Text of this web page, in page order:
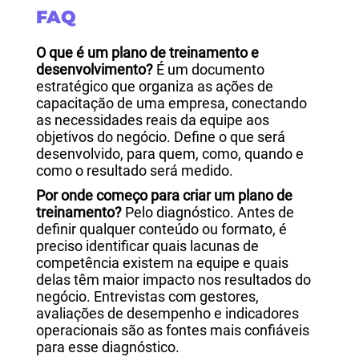
FAQ
O que é um plano de treinamento e
desenvolvimento?É um documento
estratégico que organiza as ações de
capacitação de uma empresa, conectando
as necessidades reais da equipe aos
objetivos do negócio. Define o que será
desenvolvido, para quem, como, quando e
como o resultado será medido.
Por onde começo para criar um plano de
treinamento?Pelo diagnóstico. Antes de
definir qualquer conteúdo ou formato, é
preciso identificar quais lacunas de
competência existem na equipe e quais
delas têm maior impacto nos resultados do
negócio. Entrevistas com gestores,
avaliações de desempenho e indicadores
operacionais são as fontes mais confiáveis
para esse diagnóstico.